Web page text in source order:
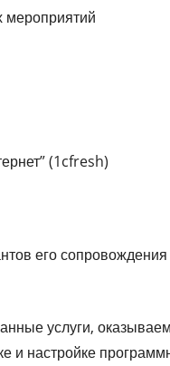
мероприятий
(1cfresh)
его сопровождения
услуги,
и настройке